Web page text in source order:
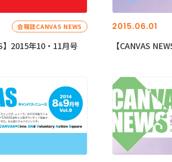
会報誌CANVAS NEWS
】2015年10・11月号
2015.06.01
【CANVAS